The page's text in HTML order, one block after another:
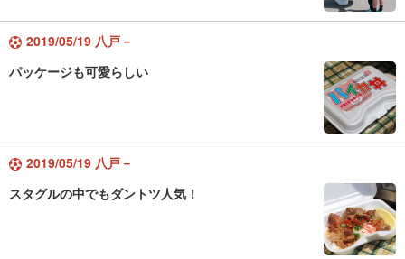
2019/05/19 八戸－
パッケージも可愛らしい
2019/05/19 八戸－
スタグルの中でもダントツ人気！